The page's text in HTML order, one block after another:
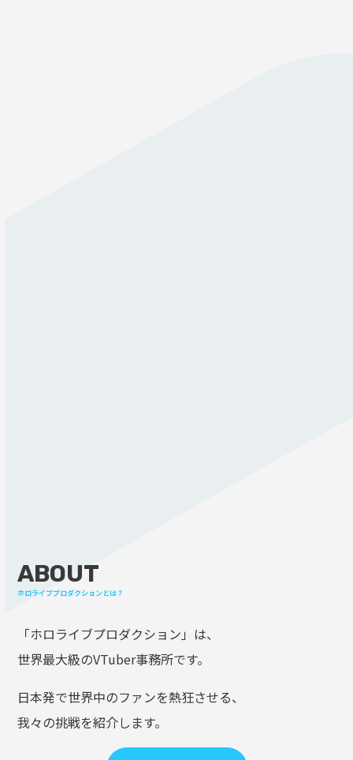
ABOUT
ホロライブプロダクションとは？
「ホロライブプロダクション」は、
世界最大級のVTuber事務所です。
日本発で世界中のファンを熱狂させる、
我々の挑戦を紹介します。